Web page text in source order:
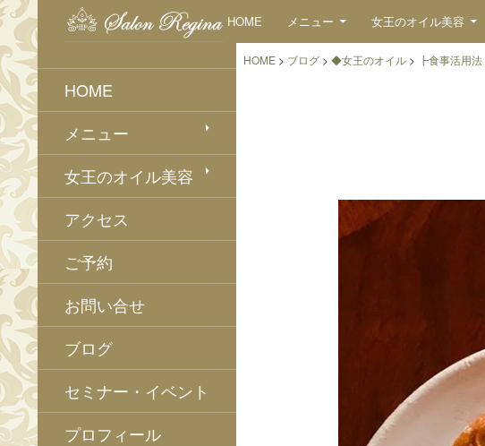
HOME メニュー 女王のオイル美容
HOME > ブログ > ◆女王のオイル > ┣食事活用法
HOME
メニュー
女王のオイル美容
アクセス
ご予約
お問い合せ
ブログ
セミナー・イベント
プロフィール